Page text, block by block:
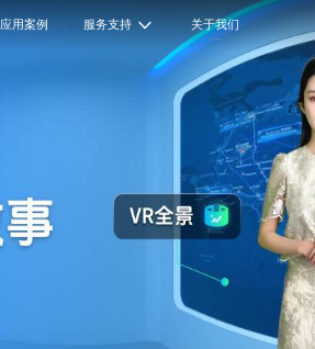
应用案例 服务支持 关于我们